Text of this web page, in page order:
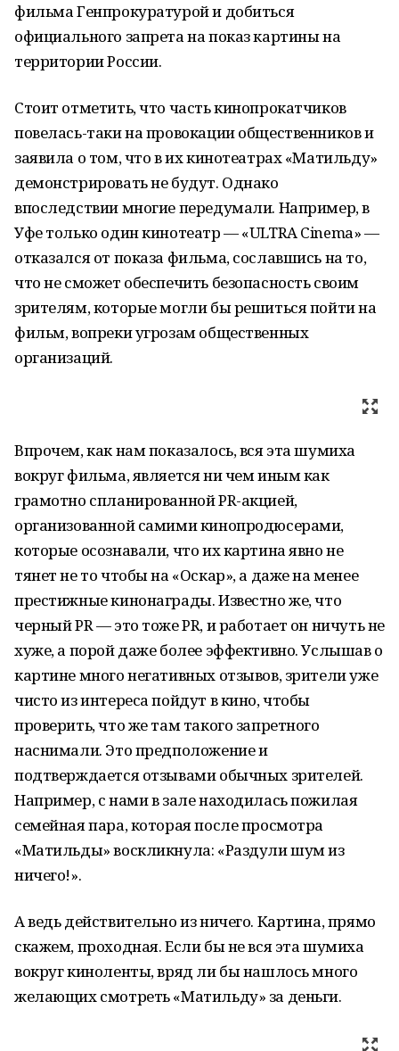
фильма Генпрокуратурой и добиться
официального запрета на показ картины на
территории России.
Стоит отметить, что часть кинопрокатчиков
повелась-таки на провокации общественников и
заявила о том, что в их кинотеатрах «Матильду»
демонстрировать не будут. Однако
впоследствии многие передумали. Например, в
Уфе только один кинотеатр — «ULTRA Cinema» —
отказался от показа фильма, сославшись на то,
что не сможет обеспечить безопасность своим
зрителям, которые могли бы решиться пойти на
фильм, вопреки угрозам общественных
организаций.
Впрочем, как нам показалось, вся эта шумиха
вокруг фильма, является ни чем иным как
грамотно спланированной PR-акцией,
организованной самими кинопродюсерами,
которые осознавали, что их картина явно не
тянет не то чтобы на «Оскар», а даже на менее
престижные кинонаграды. Известно же, что
черный PR — это тоже PR, и работает он ничуть не
хуже, а порой даже более эффективно. Услышав о
картине много негативных отзывов, зрители уже
чисто из интереса пойдут в кино, чтобы
проверить, что же там такого запретного
наснимали. Это предположение и
подтверждается отзывами обычных зрителей.
Например, с нами в зале находилась пожилая
семейная пара, которая после просмотра
«Матильды» воскликнула: «Раздули шум из
ничего!».
А ведь действительно из ничего. Картина, прямо
скажем, проходная. Если бы не вся эта шумиха
вокруг киноленты, вряд ли бы нашлось много
желающих смотреть «Матильду» за деньги.